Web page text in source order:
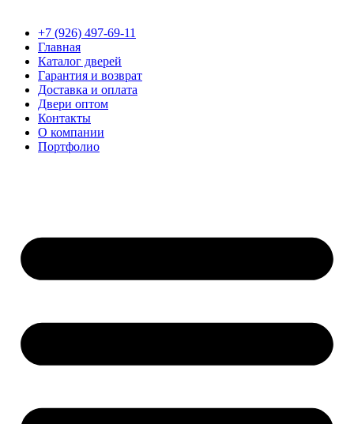
+7 (926) 497-69-11
Главная
Каталог дверей
Гарантия и возврат
Доставка и оплата
Двери оптом
Контакты
О компании
Портфолио